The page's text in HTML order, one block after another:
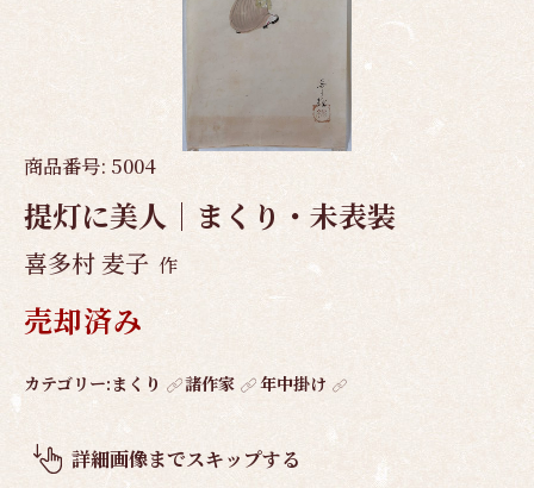
商品番号: 5004
提灯に美人｜まくり・未表装
喜多村 麦子 作
売却済み
作
概
要
カテゴリー:まくり 諸作家 年中掛け
詳細画像までスキップする